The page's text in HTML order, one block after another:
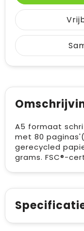
A5 formaat
met 80
gerecycled
grams. FSC®-